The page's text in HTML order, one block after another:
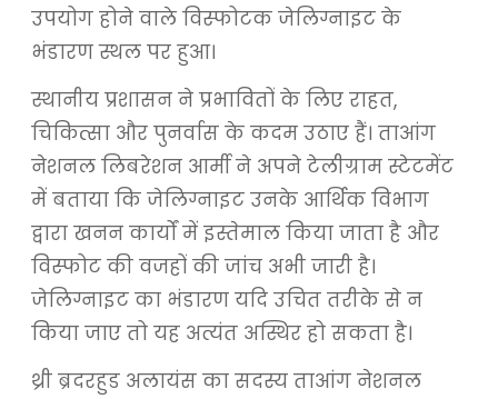
उपयोग होने वाले विस्फोटक जेलिग्नाइट के
भंडारण स्थल पर हुआ।
स्थानीय प्रशासन ने प्रभावितों के लिए राहत,
चिकित्सा और पुनर्वास के कदम उठाए हैं। ताआंग
नेशनल लिबरेशन आर्मी ने अपने टेलीग्राम स्टेटमेंट
में बताया कि जेलिग्नाइट उनके आर्थिक विभाग
द्वारा खनन कार्यों में इस्तेमाल किया जाता है और
विस्फोट की वजहों की जांच अभी जारी है।
जेलिग्नाइट का भंडारण यदि उचित तरीके से न
किया जाए तो यह अत्यंत अस्थिर हो सकता है।
थ्री ब्रदरहुड अलायंस का सदस्य ताआंग नेशनल